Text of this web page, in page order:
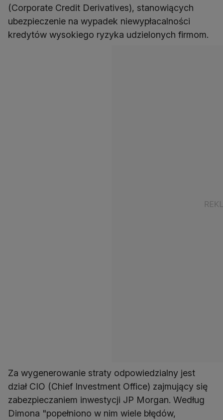
(Corporate Credit Derivatives), stanowiących
ubezpieczenie na wypadek niewypłacalności
kredytów wysokiego ryzyka udzielonych firmom.
Za wygenerowanie straty odpowiedzialny jest
dział CIO (Chief Investment Office) zajmujący się
zabezpieczaniem inwestycji JP Morgan. Według
Dimona "popełniono w nim wiele błędów,